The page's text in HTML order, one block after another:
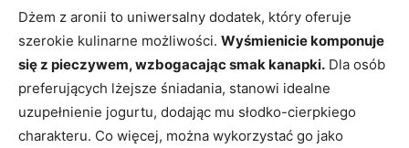
Dżem z aronii to uniwersalny dodatek, który oferuje
szerokie kulinarne możliwości. Wyśmienicie komponuje
się z pieczywem, wzbogacając smak kanapki. Dla osób
preferujących lżejsze śniadania, stanowi idealne
uzupełnienie jogurtu, dodając mu słodko-cierpkiego
charakteru. Co więcej, można wykorzystać go jako